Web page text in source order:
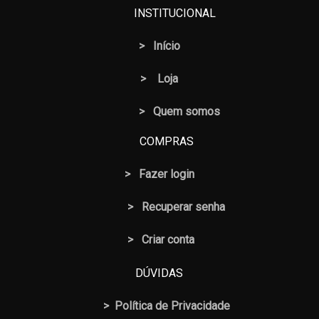
INSTITUCIONAL
> Início
> Loja
> Quem somos
COMPRAS
> Fazer login
> Recuperar senha
> Criar conta
DÚVIDAS
> Política de Privacidade